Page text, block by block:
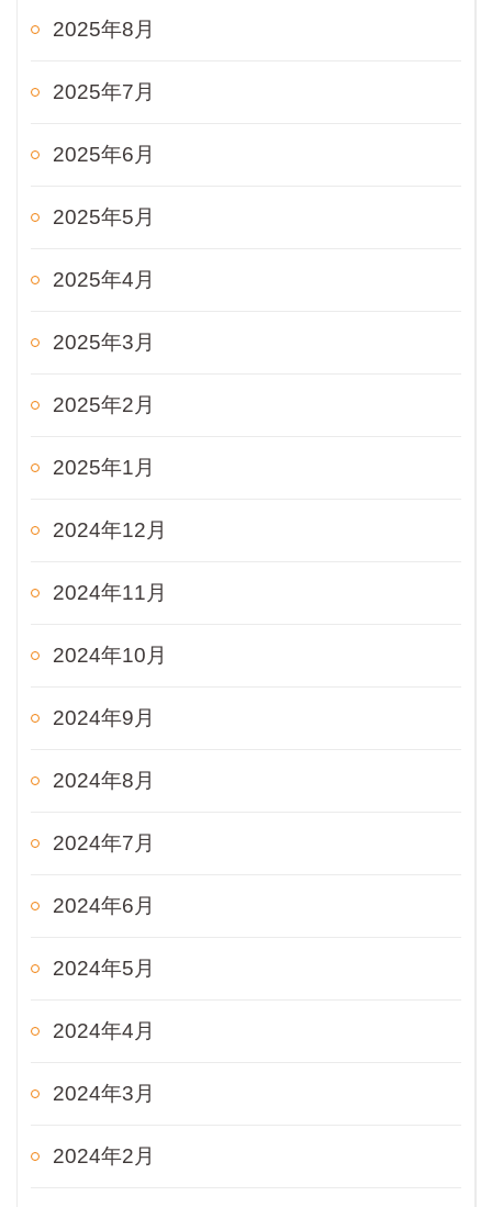
2025年8月
2025年7月
2025年6月
2025年5月
2025年4月
2025年3月
2025年2月
2025年1月
2024年12月
2024年11月
2024年10月
2024年9月
2024年8月
2024年7月
2024年6月
2024年5月
2024年4月
2024年3月
2024年2月